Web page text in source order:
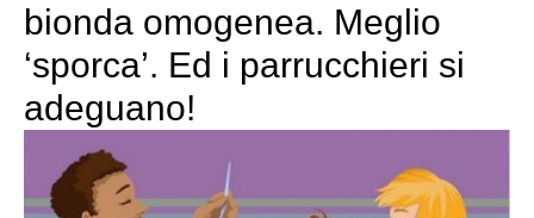
bionda omogenea. Meglio
‘sporca’. Ed i parrucchieri si
adeguano!